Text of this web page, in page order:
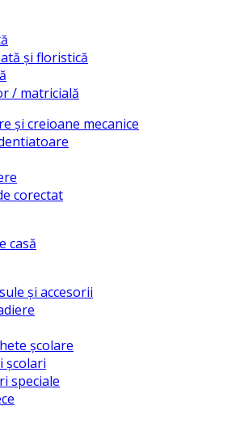
și floristică
/ matricială
și creioane mecanice
corectat
casă
și accesorii
școlare
școlari
speciale